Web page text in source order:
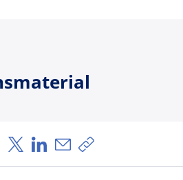
Über Facebook teilen
Über X teilen
Über LinkedIn teilen
Über E-Mail teilen
Link zum Teilen